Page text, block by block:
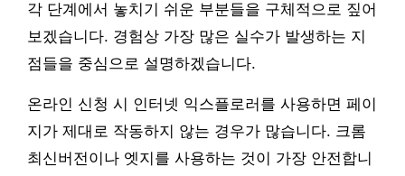
각 단계에서 놓치기 쉬운 부분들을 구체적으로 짚어
보겠습니다. 경험상 가장 많은 실수가 발생하는 지
점들을 중심으로 설명하겠습니다.
온라인 신청 시 인터넷 익스플로러를 사용하면 페이
지가 제대로 작동하지 않는 경우가 많습니다. 크롬
최신버전이나 엣지를 사용하는 것이 가장 안전합니